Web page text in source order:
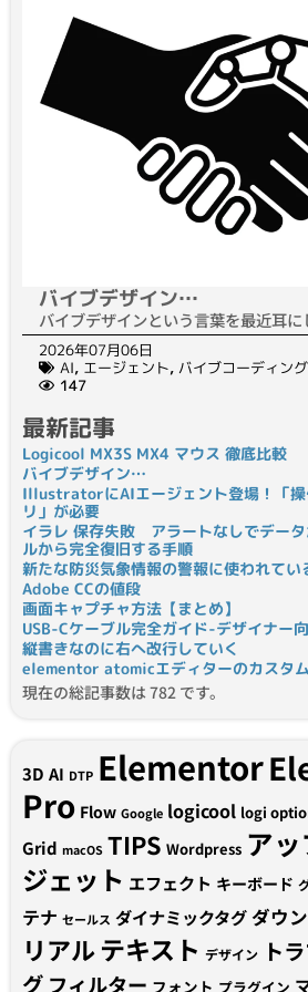
バイブデザイン…
バイブデザインという言葉を最近耳に
2026年07月06日
AI, エージェント, バイブコーディング
147
最新記事
Logicool MX3S MX4 マウス 徹底比較
バイブデザイン…
IllustratorにAIエージェント登場！「操
リ」が必要
イラレ 保存失敗 アラートなしでデー
ルから完全復旧する手順
新たな防災気象情報の警報に使われてい
Adobe CCの値段
画面キャプチャ方法【まとめ】
USB-Cケーブル完全ガイド-デザイナー
縦書きなのに右へ改行していく
elementor atomicエディターのカスタ
現在の総記事数は 782 です。
3D AI DTP Elementor
Pro Flow Google logicool logi
Grid macOS TIPS Wordpress ア
ジェット エフェクト キーボード
テナ セールス ダイナミックタグダウ
リアルテキスト デザイン ト
グ フィルター フォント プラグイン